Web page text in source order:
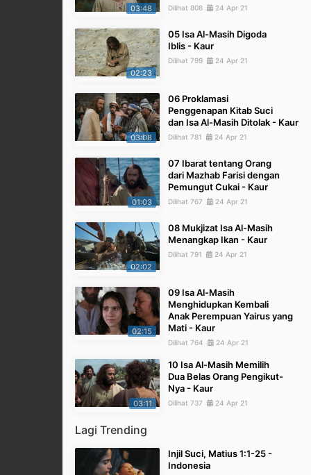
03:48 Dilihat 808 24 Apr 21
02:23
05 Isa Al-Masih Digoda
Iblis - Kaur
Dilihat 799 24 Apr 21
03:08
06 Proklamasi
Penggenapan Kitab Suci
dan Isa Al-Masih Ditolak - Kaur
Dilihat 781 24 Apr 21
01:03
07 Ibarat tentang Orang
dari Mazhab Farisi dengan
Pemungut Cukai - Kaur
Dilihat 767 24 Apr 21
02:02
08 Mukjizat Isa Al-Masih
Menangkap Ikan - Kaur
Dilihat 791 24 Apr 21
02:15
09 Isa Al-Masih
Menghidupkan Kembali
Anak Perempuan Yairus yang
Mati - Kaur
Dilihat 764 24 Apr 21
03:11
10 Isa Al-Masih Memilih
Dua Belas Orang Pengikut-
Nya - Kaur
Dilihat 737 24 Apr 21
Lagi Trending
Injil Suci, Matius 1:1-25 -
Indonesia